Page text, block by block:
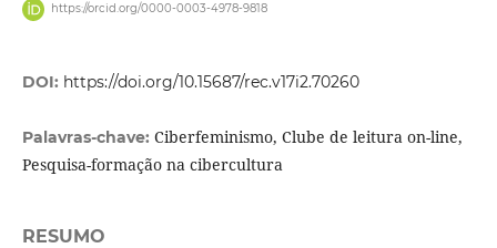
https://orcid.org/0000-0003-4978-9818
DOI: https://doi.org/10.15687/rec.v17i2.70260
Palavras-chave: Ciberfeminismo, Clube de leitura on-line,
Pesquisa-formação na cibercultura
RESUMO